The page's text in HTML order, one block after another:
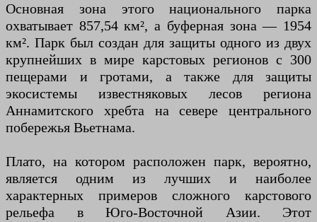
Основная зона этого национального парка
охватывает 857,54 км², а буферная зона — 1954
км². Парк был создан для защиты одного из двух
крупнейших в мире карстовых регионов с 300
пещерами и гротами, а также для защиты
экосистемы известняковых лесов региона
Аннамитского хребта на севере центрального
побережья Вьетнама.
Плато, на котором расположен парк, вероятно,
является одним из лучших и наиболее
характерных примеров сложного карстового
рельефа в Юго-Восточной Азии. Этот